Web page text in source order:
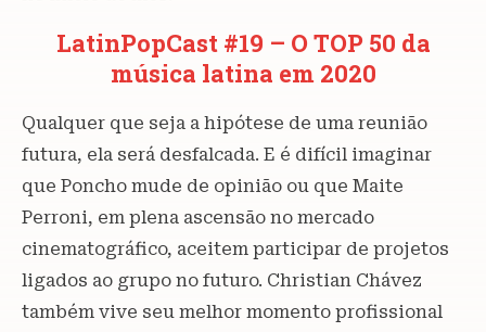
LatinPopCast #19 – O TOP 50 da
música latina em 2020
Qualquer que seja a hipótese de uma reunião
futura, ela será desfalcada. E é difícil imaginar
que Poncho mude de opinião ou que Maite
Perroni, em plena ascensão no mercado
cinematográfico, aceitem participar de projetos
ligados ao grupo no futuro. Christian Chávez
também vive seu melhor momento profissional